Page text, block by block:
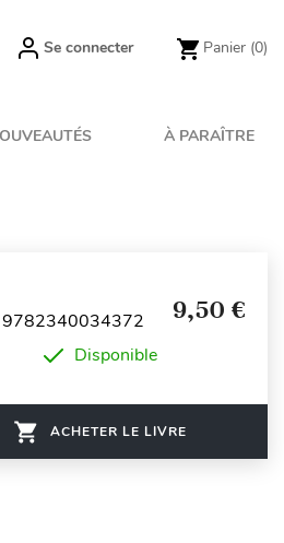
Se connecter Panier (0)
À PARAÎTRE
9782340034372 9,50 €
Disponible
ACHETER LE LIVRE